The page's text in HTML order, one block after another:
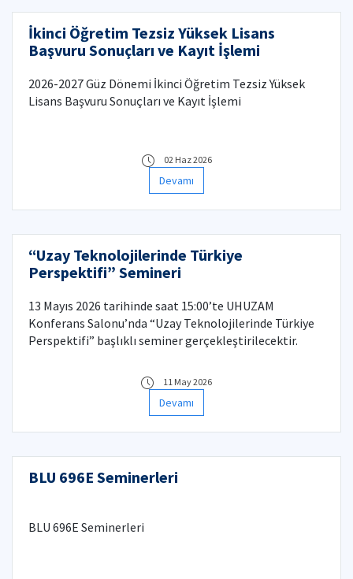
İkinci Öğretim Tezsiz Yüksek Lisans
Başvuru Sonuçları ve Kayıt İşlemi
2026-2027 Güz Dönemi İkinci Öğretim Tezsiz Yüksek
Lisans Başvuru Sonuçları ve Kayıt İşlemi
02 Haz 2026
Devamı
“Uzay Teknolojilerinde Türkiye
Perspektifi” Semineri
13 Mayıs 2026 tarihinde saat 15:00’te UHUZAM
Konferans Salonu’nda “Uzay Teknolojilerinde Türkiye
Perspektifi” başlıklı seminer gerçekleştirilecektir.
11 May 2026
Devamı
BLU 696E Seminerleri
BLU 696E Seminerleri